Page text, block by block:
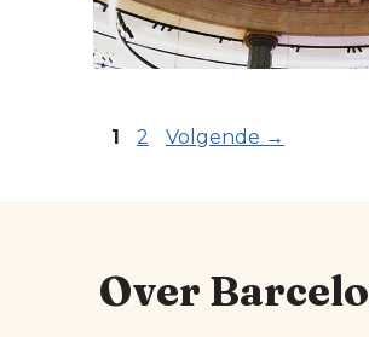
Pagina
1 Pagina
2 Volgende →
Over